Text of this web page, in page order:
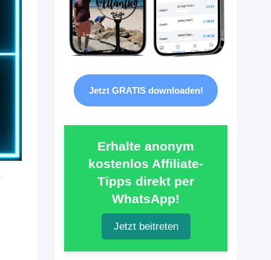
Jetzt GRATIS downloaden!
Erhalte anonym
kostenlos Affiliate-
Tipps direkt per
WhatsApp!
Jetzt beitreten